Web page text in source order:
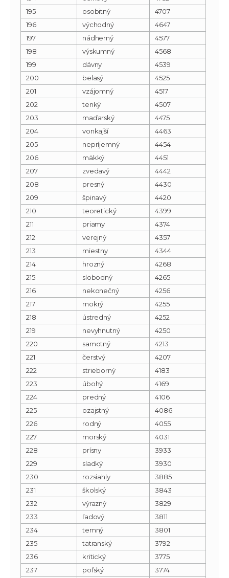
195
osobitný
4707
196
východný
4647
197
nádherný
4577
198
výskumný
4568
199
dávny
4539
200
belasý
4525
201
vzájomný
4517
202
tenký
4507
203
maďarský
4475
204
vonkajší
4463
205
nepríjemný
4454
206
mäkký
4451
207
zvedavý
4442
208
presný
4430
209
špinavý
4420
210
teoretický
4399
211
priamy
4374
212
verejný
4357
213
miestny
4344
214
hrozný
4268
215
slobodný
4265
216
nekonečný
4256
217
mokrý
4255
218
ústredný
4252
219
nevyhnutný
4250
220
samotný
4213
221
čerstvý
4207
222
strieborný
4183
223
úbohý
4169
224
predný
4106
225
ozajstný
4086
226
rodný
4055
227
morský
4031
228
prísny
3933
229
sladký
3930
230
rozsiahly
3885
231
školský
3843
232
výrazný
3829
233
ľadový
3811
234
temný
3801
235
tatranský
3792
236
kritický
3775
237
poľský
3774